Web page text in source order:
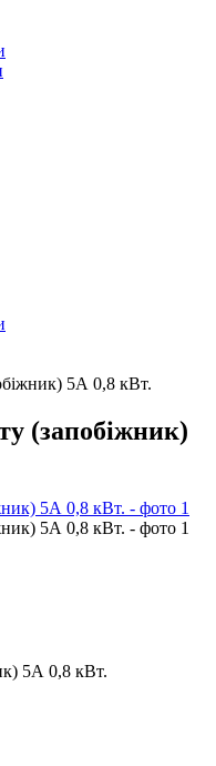
5А 0,8 кВт.
(запобіжник)
5А 0,8 кВт.